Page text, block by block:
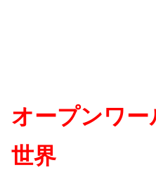
オープンワ
世界